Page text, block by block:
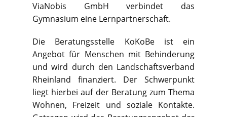
ViaNobis GmbH verbindet das
Gymnasium eine Lernpartnerschaft.
Die Beratungsstelle KoKoBe ist ein
Angebot für Menschen mit Behinderung
und wird durch den Landschaftsverband
Rheinland finanziert. Der Schwerpunkt
liegt hierbei auf der Beratung zum Thema
Wohnen, Freizeit und soziale Kontakte.